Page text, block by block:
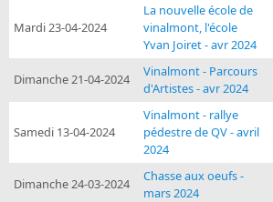
Mardi 23-04-2024
La nouvelle école de
vinalmont, l'école
Yvan Joiret - avr 2024
Dimanche 21-04-2024
Vinalmont - Parcours
d'Artistes - avr 2024
Samedi 13-04-2024
Vinalmont - rallye
pédestre de QV - avril
2024
Dimanche 24-03-2024
Chasse aux oeufs -
mars 2024